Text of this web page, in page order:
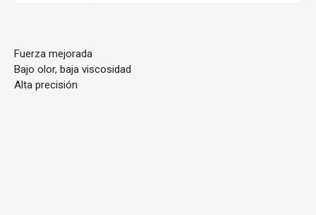
Fuerza mejorada
Bajo olor, baja viscosidad
Alta precisión